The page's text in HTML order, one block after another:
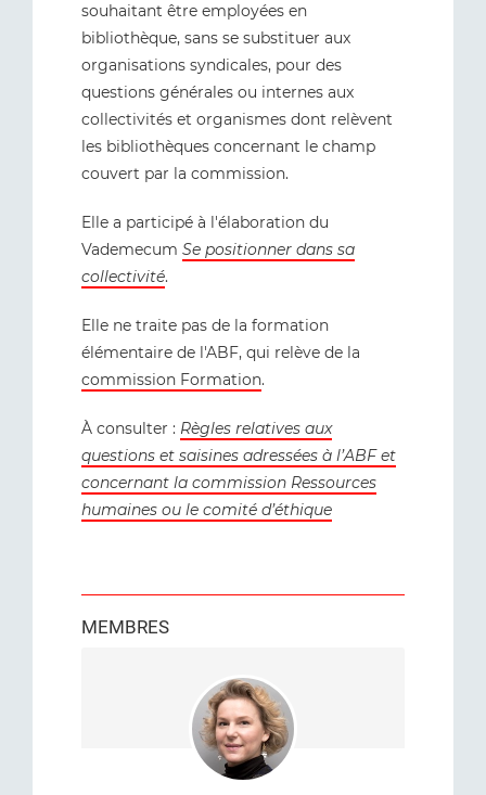
souhaitant être employées en
bibliothèque, sans se substituer aux
organisations syndicales, pour des
questions générales ou internes aux
collectivités et organismes dont relèvent
les bibliothèques concernant le champ
couvert par la commission.
Elle a participé à l'élaboration du
Vademecum Se positionner dans sa
collectivité.
Elle ne traite pas de la formation
élémentaire de l'ABF, qui relève de la
commission Formation.
À consulter : Règles relatives aux
questions et saisines adressées à l’ABF et
concernant la commission Ressources
humaines ou le comité d’éthique
MEMBRES